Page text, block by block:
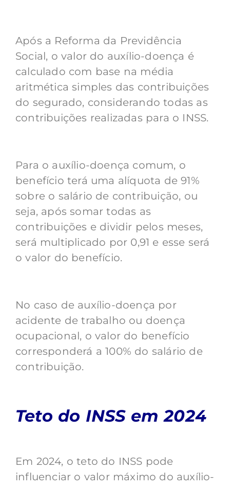
Após a Reforma da Previdência
Social, o valor do auxílio-doença é
calculado com base na média
aritmética simples das contribuições
do segurado, considerando todas as
contribuições realizadas para o INSS.
Para o auxílio-doença comum, o
benefício terá uma alíquota de 91%
sobre o salário de contribuição, ou
seja, após somar todas as
contribuições e dividir pelos meses,
será multiplicado por 0,91 e esse será
o valor do benefício.
No caso de auxílio-doença por
acidente de trabalho ou doença
ocupacional, o valor do benefício
corresponderá a 100% do salário de
contribuição.
Teto do INSS em 2024
Em 2024, o teto do INSS pode
influenciar o valor máximo do auxílio-